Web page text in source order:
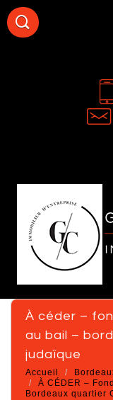
à céder – fonds de commerce ou droit
au bail –
judaïque
Accueil
À CÉDER –
Bordeaux quartier